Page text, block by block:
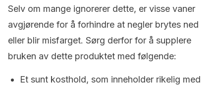
Selv om mange ignorerer dette, er visse vaner
avgjørende for å forhindre at negler brytes ned
eller blir misfarget. Sørg derfor for å supplere
bruken av dette produktet med følgende:
Et sunt kosthold, som inneholder rikelig med